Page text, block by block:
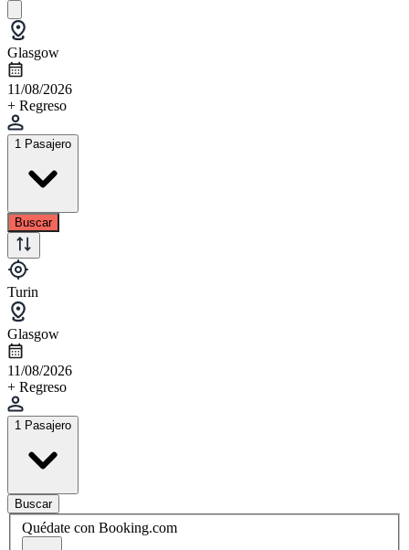
Glasgow
11/08/2026
+ Regreso
1 Pasajero
Buscar
Turin
Glasgow
11/08/2026
+ Regreso
1 Pasajero
Buscar
Quédate con Booking.com